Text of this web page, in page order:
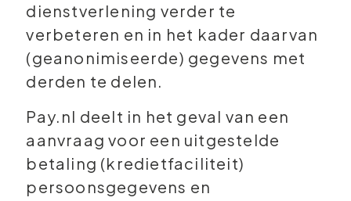
dienstverlening verder te
verbeteren en in het kader daarvan
(geanonimiseerde) gegevens met
derden te delen.
Pay.nl deelt in het geval van een
aanvraag voor een uitgestelde
betaling (kredietfaciliteit)
persoonsgegevens en